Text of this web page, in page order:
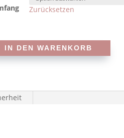
Zurücksetzen
IN DEN WARENKORB